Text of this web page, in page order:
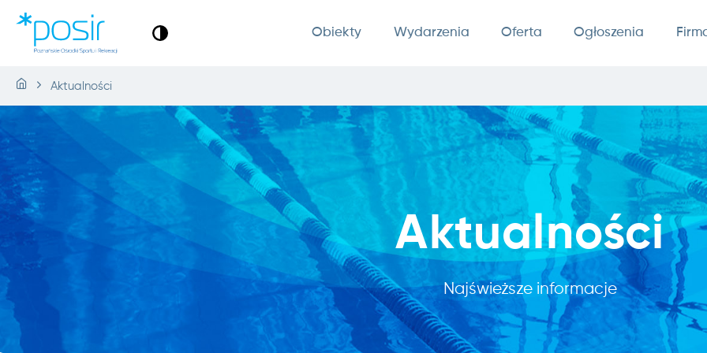
Obiekty Wydarzenia Oferta Ogłoszenia
Aktualności
Aktualności
Najświeższe informacje